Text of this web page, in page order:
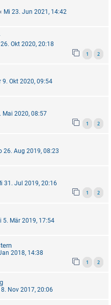
Mi 23. Jun 2021, 14:42
26. Okt 2020, 20:18
1 2
9. Okt 2020, 09:54
Mai 2020, 08:57
1 2
26. Aug 2019, 08:23
31. Jul 2019, 20:16
1 2
5. Mär 2019, 17:54
2018, 14:38
1 2
8. Nov 2017, 20:06